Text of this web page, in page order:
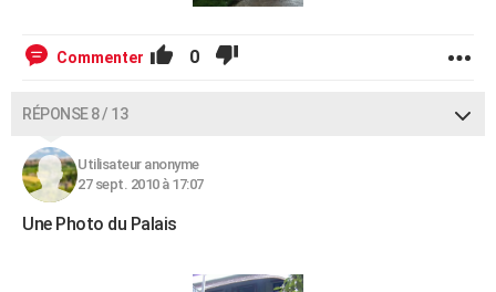
Commenter 0
RÉPONSE 8 / 13
Utilisateur anonyme
27 sept. 2010 à 17:07
Une Photo du Palais